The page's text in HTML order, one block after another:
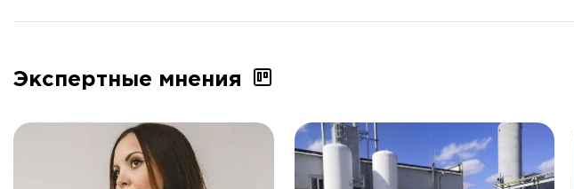
Экспертные мнения